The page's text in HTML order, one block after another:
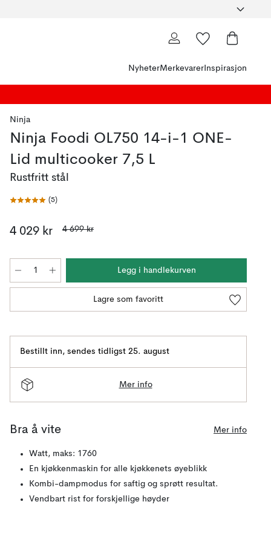
NyheterMerkevarer Inspirasjon
Ninja
Ninja Foodi OL750 14-i-1 ONE-
Lid multicooker 7,5 L
Rustfritt stål
(5)
4 029 kr 4 699 kr
Legg i handlekurven
Lagre som favoritt
Bestillt inn, sendes tidligst 25. august
Mer info
Bra å vite Mer info
Watt, maks: 1760
En kjøkkenmaskin for alle kjøkkenets øyeblikk
Kombi-dampmodus for saftig og sprøtt resultat.
Vendbart rist for forskjellige høyder